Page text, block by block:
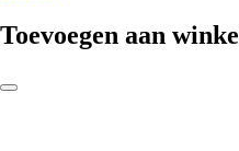
Toevoegen aan